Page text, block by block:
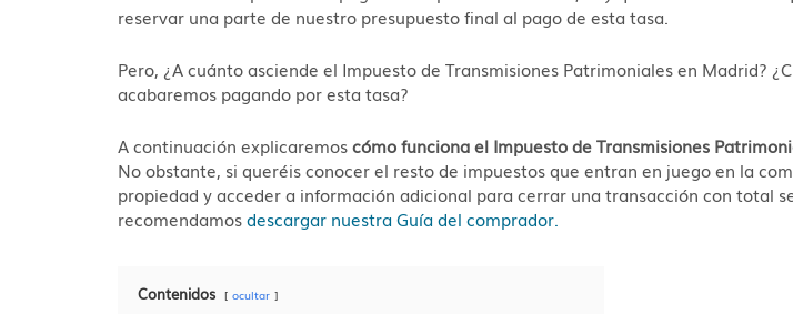
reservar una parte de nuestro presupuesto final al pago de esta tasa.
Pero, ¿A cuánto asciende el Impuesto de Transmisiones Patrimoniales en Madrid?
acabaremos pagando por esta tasa?
A continuación explicaremoscómo funciona el Impuesto de Transmisiones
No obstante, si queréis conocer el resto de impuestos que entran en juego en la
propiedad y acceder a información adicional para cerrar una transacción con total
recomendamosdescargar nuestra Guía del comprador.
Contenidos ocultar